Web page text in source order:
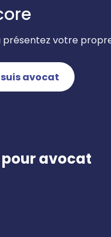
présentez votre
suis avocat
avocat